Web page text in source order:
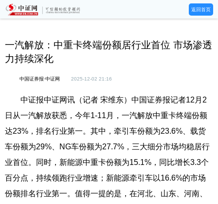
返回首页
一汽解放：中重卡终端份额居行业首位 市场渗透
力持续深化
中国证券报·中证网 2025-12-02 21:16
中证报中证网讯（记者 宋维东）中国证券报记者12月2
日从一汽解放获悉，今年1-11月，一汽解放中重卡终端份额
达23%，排名行业第一。其中，牵引车份额为23.6%、载货
车份额为29%、NG车份额为27.7%，三大细分市场均稳居行
业首位。同时，新能源中重卡份额为15.1%，同比增长3.3个
百分点，持续领跑行业增速；新能源牵引车以16.6%的市场
份额排名行业第一。值得一提的是，在河北、山东、河南、